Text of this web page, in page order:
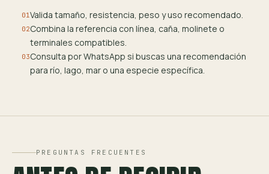
01Valida tamaño, resistencia, peso y uso recomendado.
02Combina la referencia con línea, caña, molinete o
terminales compatibles.
03Consulta por WhatsApp si buscas una recomendación
para río, lago, mar o una especie específica.
PREGUNTAS FRECUENTES